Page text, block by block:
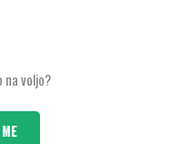
na voljo?